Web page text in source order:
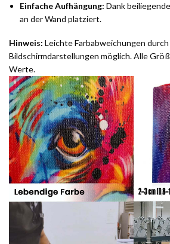
Einfache Aufhängung: Dank
an der Wand platziert.
Hinweis: Leichte Farbabweichungen
Bildschirmdarstellungen möglich. Alle
Werte.